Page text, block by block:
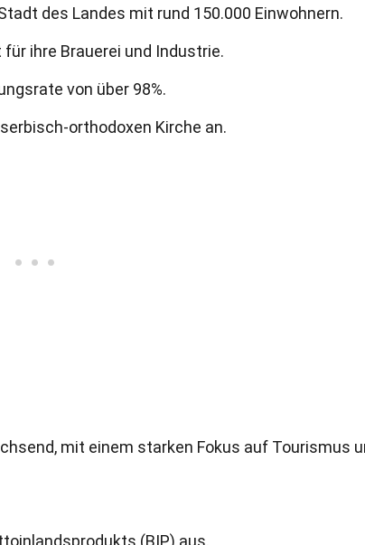
des Landes mit rund 150.000 Einwohnern.
ihre Brauerei und Industrie.
von über 98%.
orthodoxen Kirche an.
mit einem starken Fokus auf Tourismus
(BIP) aus.